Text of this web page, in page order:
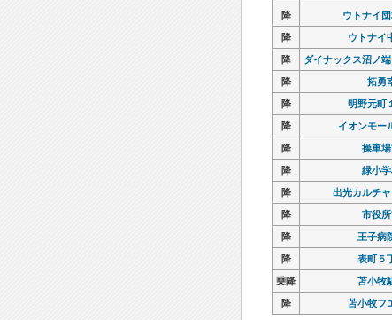
降 ウトナイ
降 ウトナイ
降 ダイナックス沼ノ
降 拓勇
降 明野元町
降 イオンモー
降 操車
降 緑小
降 出光カルチ
降 市役
降 王子病
降 表町５
乗降 苫小牧
降 苫小牧フ
降 ウトナイ
降 ウトナイ
降 ダイナックス沼ノ
降 拓勇
降 明野元町
降 イオンモー
降 操車
降 緑小
降 出光カルチ
降 市役
降 王子病
降 表町５
乗降 苫小牧
降 苫小牧フ